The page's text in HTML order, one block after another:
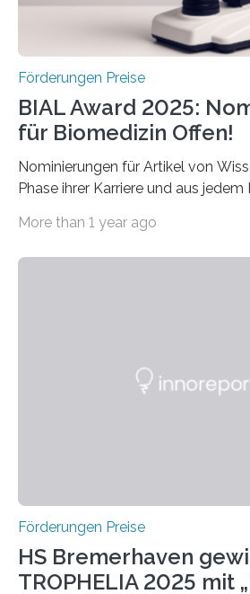
Förderungen Preise
BIAL Award 2025:
für Biomedizin Offen!
Nominierungen für Artikel von
Phase ihrer Karriere und aus
Leben gerufen, um die
Foundation, des BIAL Award in
More than 1 year ago
Förderungen Preise
HS Bremerhaven
TROPHELIA 2025 mit